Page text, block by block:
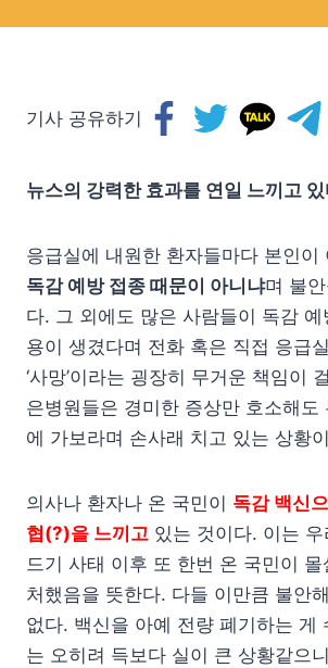
기사 공유하기
뉴스의 강력한 효과를 연일 느끼고
응급실에 내원한 환자들마다 본인이
독감 예방 접종 때문이 아니냐며 불
다. 그 외에도 많은 사람들이 독감
용이 생겼다며 전화 혹은 직접 응급
‘사망’이라는 굉장히 무거운 책임이
은병원들은 경미한 증상만 호소해도
에 가보라며 손사래 치고 있는 상황
의사나 환자나 온 국민이 독감 백신
협(?)을 느끼고 있는 것이다. 이는
드기 사태 이후 또 한번 온 국민이 몰
처했음을 뜻한다. 다들 이만큼 불안
없다. 백신을 아예 전량 폐기하는 게
는 오히려 득보다 실이 큰 상황같으